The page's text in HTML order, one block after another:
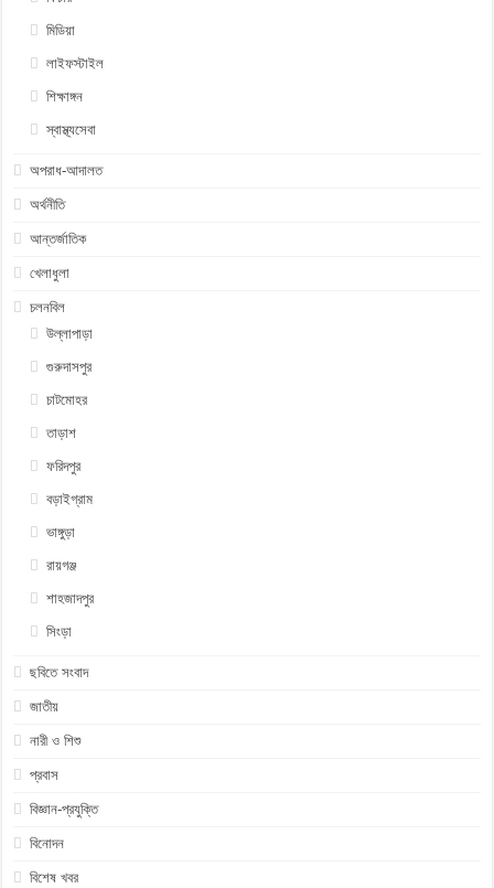
মিডিয়া
লাইফস্টাইল
শিক্ষাঙ্গন
স্বাস্থ্যসেবা
অপরাধ-আদালত
অর্থনীতি
আন্তর্জাতিক
খেলাধুলা
চলনবিল
উল্লাপাড়া
গুরুদাসপুর
চাটমোহর
তাড়াশ
ফরিদপুর
বড়াইগ্রাম
ভাঙ্গুড়া
রায়গঞ্জ
শাহজাদপুর
সিংড়া
ছবিতে সংবাদ
জাতীয়
নারী ও শিশু
প্রবাস
বিজ্ঞান-প্রযুক্তি
বিনোদন
বিশেষ খবর